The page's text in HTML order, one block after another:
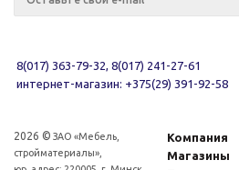
8(017) 363-79-32, 8(017) 241-27-61
интернет-магазин: +375(29) 391-92-58
2026 © ЗАО «Мебель,
стройматериалы»,
Компания
Магазины